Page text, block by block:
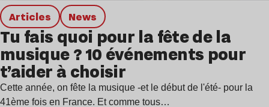
Articles news
Tu fais quoi pour la fête de la
musique ? 10 événements pour
t’aider à choisir
Cette année, on fête la musique -et le début de l'été- pour la
41ème fois en France. Et comme tous…